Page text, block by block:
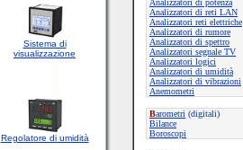
Sistema di
visualizzazione
Regolatore di umidità
Analizzatori di potenza
Analizzatori di reti LAN
Analizzatori reti elettriche
Analizzatori di rumore
Analizzatori di spettro
Analizzatori segnale TV
Analizzatori logici
Analizzatori di umidità
Analizzatori di vibrazioni
Anemometri
Barometri (digitali)
Bilance
Boroscopi